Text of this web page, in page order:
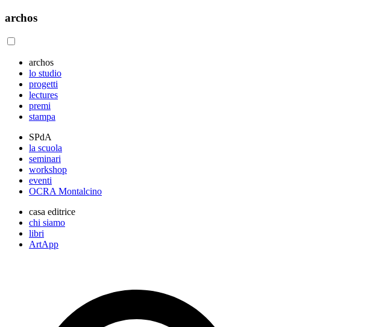
archos
archos
lo studio
progetti
lectures
premi
stampa
SPdA
la scuola
seminari
workshop
eventi
OCRA Montalcino
casa editrice
chi siamo
libri
ArtApp